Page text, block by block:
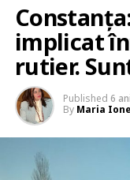
implicat
rutier.
Published 6
By Maria